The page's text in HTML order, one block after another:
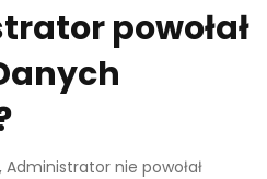
powołał
Administrator nie powołał